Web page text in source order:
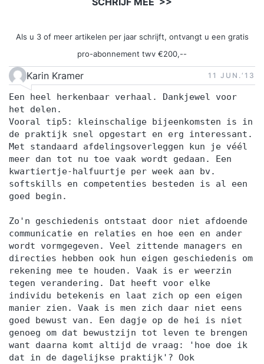
Als u 3 of meer artikelen per jaar schrijft, ontvangt u een gratis
pro-abonnement twv €200,--
Karin Kramer 11 JUN.‘13
Een heel herkenbaar verhaal. Dankjewel voor
het delen.
Vooral tip5: kleinschalige bijeenkomsten is in
de praktijk snel opgestart en erg interessant.
Met standaard afdelingsoverleggen kun je véél
meer dan tot nu toe vaak wordt gedaan. Een
kwartiertje-halfuurtje per week aan bv.
softskills en competenties besteden is al een
goed begin.
Zo'n geschiedenis ontstaat door niet afdoende
communicatie en relaties en hoe een en ander
wordt vormgegeven. Veel zittende managers en
directies hebben ook hun eigen geschiedenis om
rekening mee te houden. Vaak is er weerzin
tegen verandering. Dat heeft voor elke
individu betekenis en laat zich op een eigen
manier zien. Vaak is men zich daar niet eens
goed bewust van. Een dagje op de hei is niet
genoeg om dat bewustzijn tot leven te brengen
want daarna komt altijd de vraag: 'hoe doe ik
dat in de dagelijkse praktijk'? Ook